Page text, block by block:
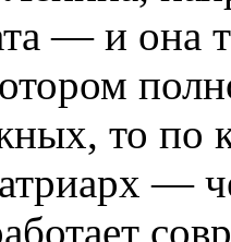
— и она
то по
—